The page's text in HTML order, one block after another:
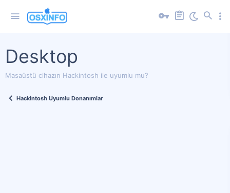
Desktop
Masaüstü cihazın Hackintosh ile uyumlu mu?
Hackintosh Uyumlu Donanımlar